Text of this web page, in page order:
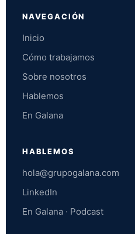
NAVEGACIÓN
Inicio
Cómo trabajamos
Sobre nosotros
Hablemos
En Galana
HABLEMOS
hola@grupogalana.com
LinkedIn
En Galana · Podcast